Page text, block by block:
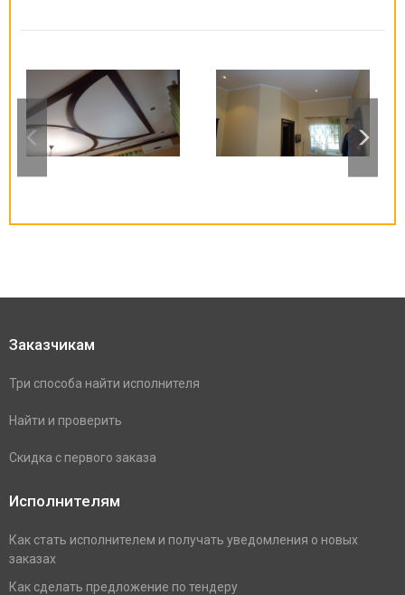
Заказчикам
Три способа найти исполнителя
Найти и проверить
Скидка с первого заказа
Исполнителям
Как стать исполнителем и получать уведомления о новых
заказах
Как сделать предложение по тендеру